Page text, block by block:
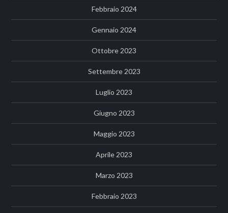
Febbraio 2024
Gennaio 2024
Ottobre 2023
Settembre 2023
Luglio 2023
Giugno 2023
Maggio 2023
Aprile 2023
Marzo 2023
Febbraio 2023